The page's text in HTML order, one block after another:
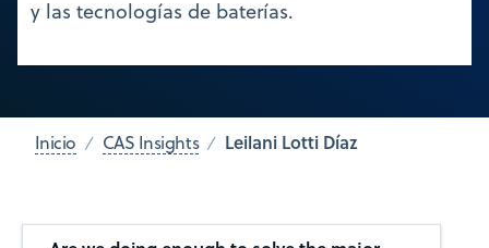
y las tecnologías de baterías.
Inicio CAS Insights Leilani Lotti Díaz